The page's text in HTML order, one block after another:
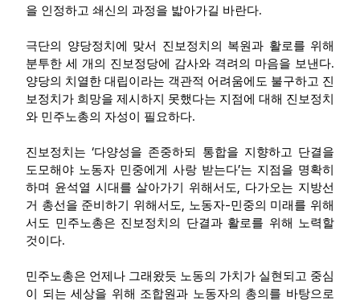
을 인정하고 쇄신의 과정을 밟아가길 바란다.
극단의 양당정치에 맞서 진보정치의 복원과 활로를 위해
분투한 세 개의 진보정당에 감사와 격려의 마음을 보낸다.
양당의 치열한 대립이라는 객관적 어려움에도 불구하고 진
보정치가 희망을 제시하지 못했다는 지점에 대해 진보정치
와 민주노총의 자성이 필요하다.
진보정치는‘다양성을 존중하되 통합을 지향하고 단결을
도모해야 노동자 민중에게 사랑 받는다’는 지점을 명확히
하며 윤석열 시대를 살아가기 위해서도, 다가오는 지방선
거 총선을 준비하기 위해서도, 노동자-민중의 미래를 위해
서도 민주노총은 진보정치의 단결과 활로를 위해 노력할
것이다.
민주노총은 언제나 그래왔듯 노동의 가치가 실현되고 중심
이 되는 세상을 위해 조합원과 노동자의 총의를 바탕으로